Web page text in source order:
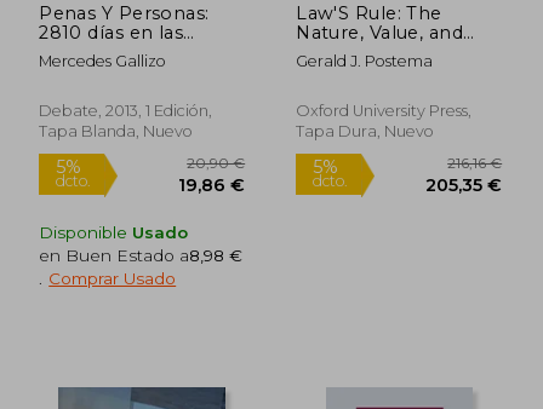
dcto. 35,09 € dcto.
Penas Y Personas:
2810 días en las
prisiones españolas
Mercedes Gallizo
Debate, 2013, 1 Edición,
Tapa Blanda, Nuevo
Disponible Usado
en Buen Estado a8,98 €
Comprar Usado
Law'S Rule: The
Nature, Value, and
Viability of the Rule of
law (en Inglés)
Gerald J. Postema
Oxford University Press,
Tapa Dura, Nuevo